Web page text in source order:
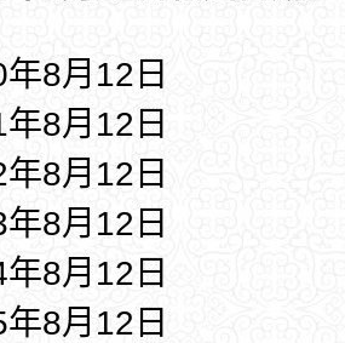
8月12日
8月12日
8月12日
8月12日
8月12日
8月12日